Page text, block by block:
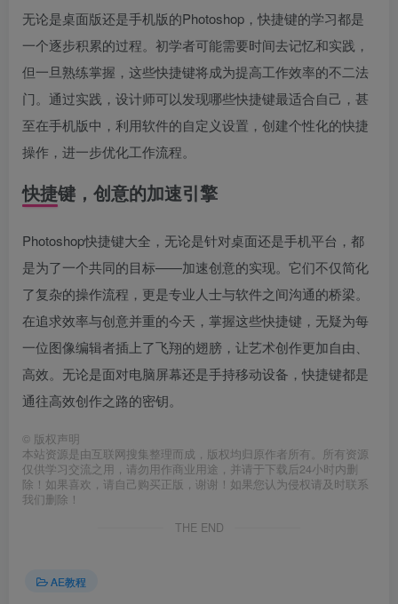
无论是桌面版还是手机版的Photoshop，快捷键的学习都是
一个逐步积累的过程。初学者可能需要时间去记忆和实践，
但一旦熟练掌握，这些快捷键将成为提高工作效率的不二法
门。通过实践，设计师可以发现哪些快捷键最适合自己，甚
至在手机版中，利用软件的自定义设置，创建个性化的快捷
操作，进一步优化工作流程。
快捷键，创意的加速引擎
Photoshop快捷键大全，无论是针对桌面还是手机平台，都
是为了一个共同的目标——加速创意的实现。它们不仅简化
了复杂的操作流程，更是专业人士与软件之间沟通的桥梁。
在追求效率与创意并重的今天，掌握这些快捷键，无疑为每
一位图像编辑者插上了飞翔的翅膀，让艺术创作更加自由、
高效。无论是面对电脑屏幕还是手持移动设备，快捷键都是
通往高效创作之路的密钥。
© 版权声明
本站资源是由互联网搜集整理而成，版权均归原作者所有。所有资源
仅供学习交流之用，请勿用作商业用途，并请于下载后24小时内删
除！如果喜欢，请自己购买正版，谢谢！如果您认为侵权请及时联系
我们删除！
THE END
AE教程